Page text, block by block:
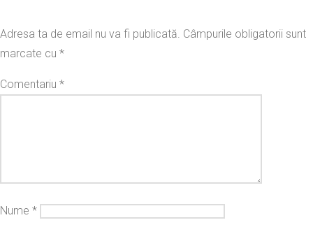
Adresa ta de email nu va fi publicată. Câmpurile obligatorii sunt
marcate cu *
Comentariu *
Nume *